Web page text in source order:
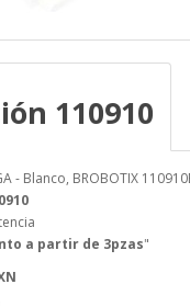
110910
- Blanco, BROBOTIX
a partir de 3pzas"